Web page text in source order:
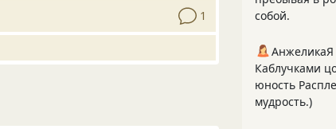
1
собой.
АнжеликаЯ
Каблучками
юность
мудрость.)